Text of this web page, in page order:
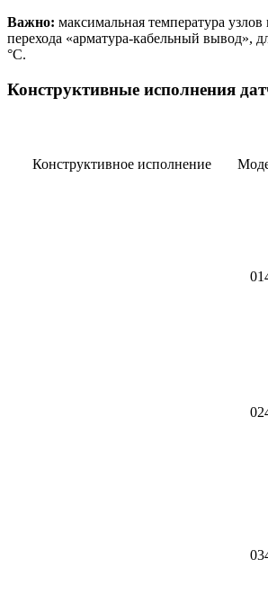
Важно: максимальная температура узлов
перехода «арматура-кабельный вывод»,
°С.
Конструктивные исполнения
Конструктивное исполнение